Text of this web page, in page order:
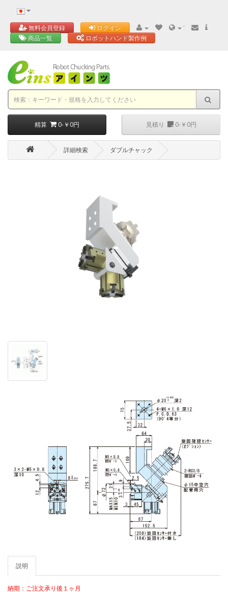
無料会員登録 ログイン
'
商品一覧
ロボットハンド製作例
精算 0-￥0円 見積り 0-￥0円
詳細検索 ダブルチャック
説明
納期：ご注文承り後１ヶ月